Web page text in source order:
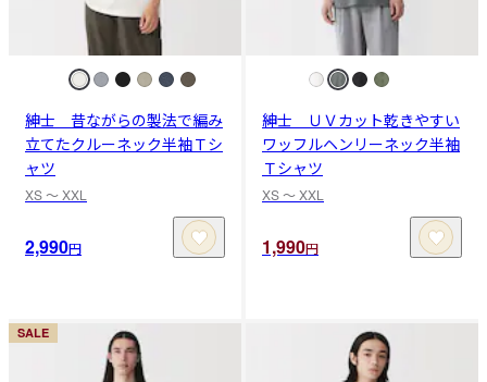
紳士 昔ながらの製法で編み
立てたクルーネック半袖Ｔシ
ャツ
XS 〜 XXL
2,990円
紳士 ＵＶカット乾きやすい
ワッフルヘンリーネック半袖
Ｔシャツ
XS 〜 XXL
1,990円
SALE